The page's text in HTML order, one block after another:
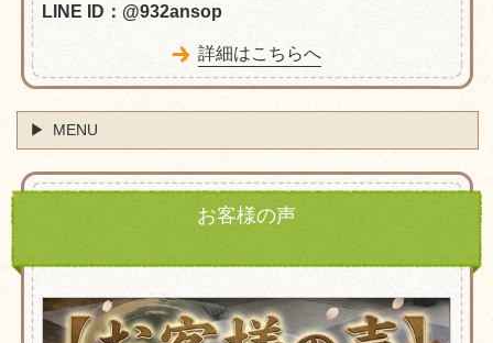
LINE ID：@932ansop
詳細はこちらへ
MENU
お客様の声